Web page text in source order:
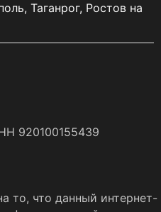
Таганрог, Ростов на
920100155439
то, что данный интернет-